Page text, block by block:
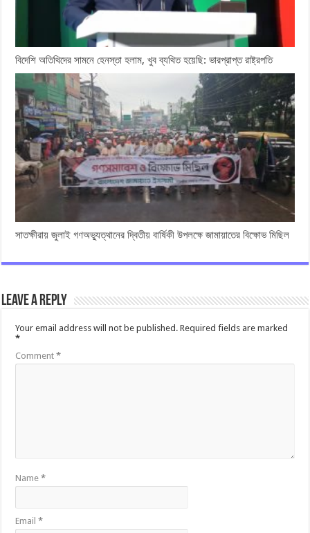
বিদেশি অতিথিদের সামনে হেনস্তা হলাম, খুব ব্যথিত হয়েছি: ভারপ্রাপ্ত রাষ্ট্রপতি
সাতক্ষীরায় জুলাই গণঅভ্যুত্থানের দ্বিতীয় বার্ষিকী উপলক্ষে জামায়াতের বিক্ষোভ মিছিল
Leave a Reply
Your email address will not be published. Required fields are marked
*
Comment*
Name*
Email*